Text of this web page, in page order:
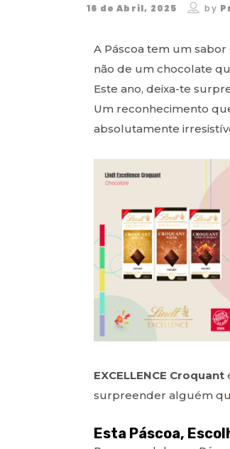
16 de Abril, 2025 by
A Páscoa tem um
não de um chocolate
Este ano, deixa-te
Um reconhecimento
absolutamente
EXCELLENCE Croquant
surpreender alguém
Esta Páscoa,